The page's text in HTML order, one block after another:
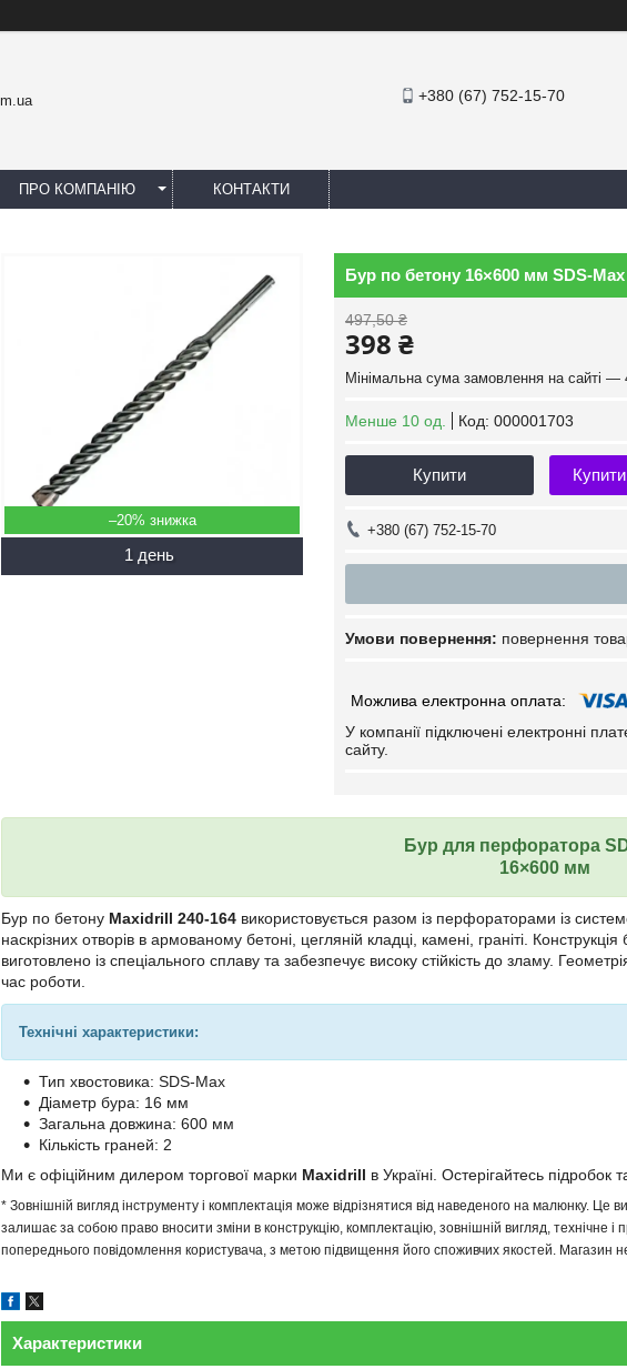
+380 (67) 752-15-70
ПРО КОМПАНІЮ КОНТАКТИ
–20%
1 день
Бур по бетону 16×600 мм SDS-
497,50 ₴
398 ₴
Мінімальна сума замовлення на сайті —
Менше 10 од. Код: 000001703
Купити
+380 (67) 752-15-70
повернення
У компанії підключені електронні
сайту.
Бур для перфоратора
16×600 мм
Бур по бетону Maxidrill 240-164 використовується разом із перфораторами із
наскрізних отворів в армованому бетоні, цегляній кладці, камені, граніті.
виготовлено із спеціального сплаву та забезпечує високу стійкість до зламу.
час роботи.
Технічні характеристики:
Тип хвостовика: SDS-Max
Діаметр бура: 16 мм
Загальна довжина: 600 мм
Кількість граней: 2
Ми є офіційним дилером торгової марки Maxidrill в Україні. Остерігайтесь підробок
* Зовнішній вигляд інструменту і комплектація може відрізнятися від наведеного на малюнку.
залишає за собою право вносити зміни в конструкцію, комплектацію, зовнішній вигляд, технічне
попереднього повідомлення користувача, з метою підвищення його споживчих якостей. Магазин
Характеристики